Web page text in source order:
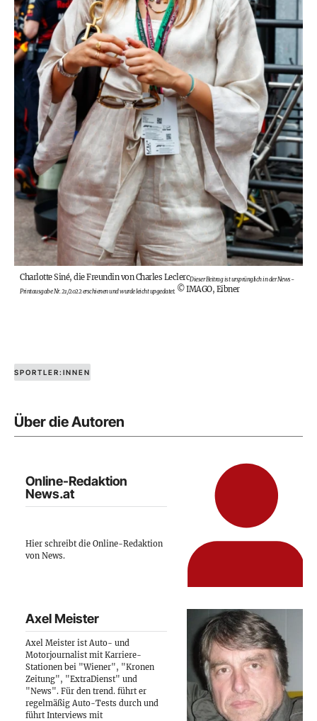
Charlotte Siné, die Freundin von Charles LeclercDieser Beitrag ist ursprünglich in derNews-
PrintausgabeNr. 21/2022 erschienen und wurde leicht upgedatet. ©IMAGO, Eibner
SPORTLER:INNEN
Über die Autoren
Online-Redaktion
News.at
Hier schreibt die Online-Redaktion
von News.
Axel Meister
Axel Meister ist Auto- und
Motorjournalist mit Karriere-
Stationen bei "Wiener", "Kronen
Zeitung", "ExtraDienst" und
"News". Für den trend. führt er
regelmäßig Auto-Tests durch und
führt Interviews mit